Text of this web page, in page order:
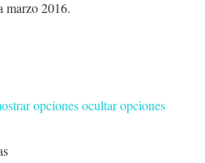
marzo 2016.
opcionesocultar opciones